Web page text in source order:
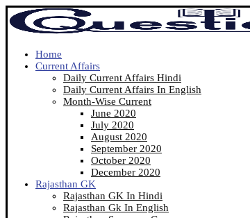
Home
Current Affairs
Daily Current Affairs Hindi
Daily Current Affairs In English
Month-Wise Current
June 2020
July 2020
August 2020
September 2020
October 2020
December 2020
Rajasthan GK
Rajasthan GK In Hindi
Rajasthan Gk In English